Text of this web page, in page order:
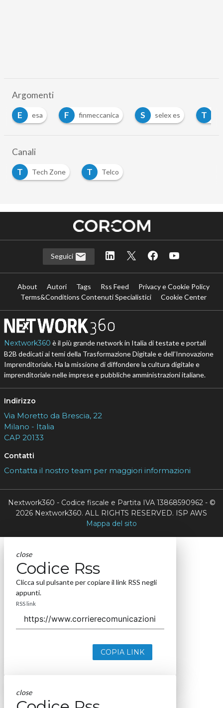
Argomenti
F
finmeccanica S selex es T telespazio
Canali
T
Tech Zone T Telco
Seguici
About Autori Tags Rss Feed
Privacy e Cookie Policy
Terms&Conditions Contenuti Specialistici
Cookie Center
Nextwork360 è il più grande network in Italia di testate e portali
B2B dedicati ai temi della Trasformazione Digitale e dell’Innovazione
Imprenditoriale. Ha la missione di diffondere la cultura digitale e
imprenditoriale nelle imprese e pubbliche amministrazioni italiane.
Indirizzo
Via Moretto da Brescia, 22
Milano - Italia
CAP 20133
Contatti
Contatta il nostro team per maggiori informazioni
Nextwork360 - Codice fiscale e Partita IVA 13868590962 - ©
2026 Nextwork360. ALL RIGHTS RESERVED. ISP AWS
Mappa del sito
close
Codice Rss
Clicca sul pulsante per copiare il link RSS negli
appunti.
RSS link
COPIA LINK
close